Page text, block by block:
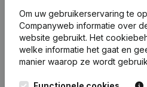
Om uw gebruikerservaring te
Companyweb informatie over
website gebruikt. Het
welke informatie het gaat en
manier waarop ze wordt